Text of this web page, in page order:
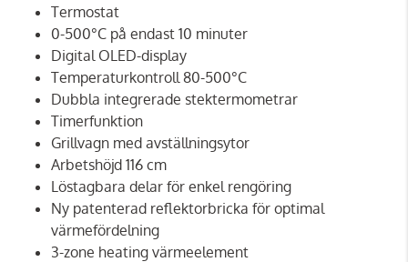
Termostat
0-500°C på endast 10 minuter
Digital OLED-display
Temperaturkontroll 80-500°C
Dubbla integrerade stektermometrar
Timerfunktion
Grillvagn med avställningsytor
Arbetshöjd 116 cm
Löstagbara delar för enkel rengöring
Ny patenterad reflektorbricka för optimal
värmefördelning
3-zone heating värmeelement